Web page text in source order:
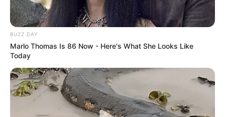
ΕΤΣΙ ΔΟΥΛΕΥΕΙ ΤΟ ΣΧΕΔΙΟ.
1. Ο Τραμπ έρχεται στην εξουσία και αναλαμβάνει
δουλειά ξετυλίγοντας τις Δεκαετίες Ξένων Πολέμων
που προκλήθηκαν σκόπιμα από το ΔΙΕΦΘΑΡΜΕΝΟ
BUZZ DAY
Marlo Thomas Is 86 Now - Here's What She Looks Like
Today